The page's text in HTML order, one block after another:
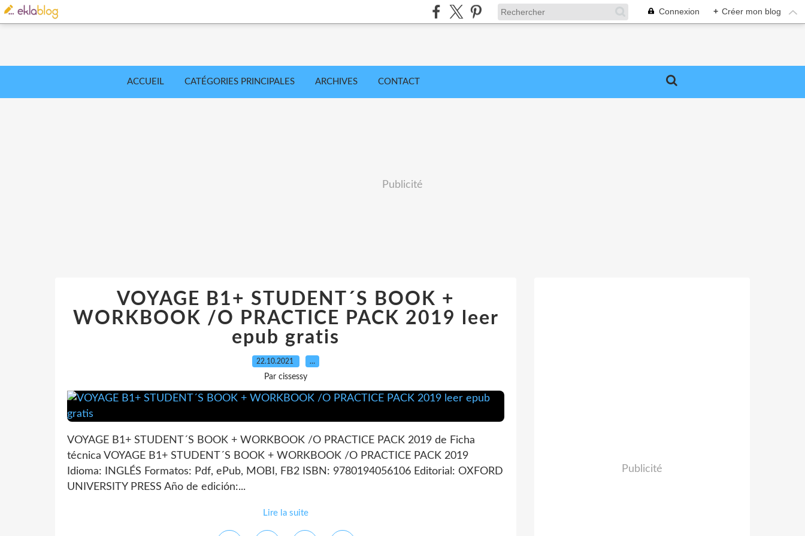
Connexion + Créer mon blog
ACCUEIL CATÉGORIES PRINCIPALES ARCHIVES CONTACT
Publicité
VOYAGE B1+ STUDENT´S BOOK +
WORKBOOK /O PRACTICE PACK 2019 leer
epub gratis
22.10.2021 …
Par cissessy
VOYAGE B1+ STUDENT´S BOOK + WORKBOOK /O PRACTICE PACK 2019 de Ficha
técnica VOYAGE B1+ STUDENT´S BOOK + WORKBOOK /O PRACTICE PACK 2019
Idioma: INGLÉS Formatos: Pdf, ePub, MOBI, FB2 ISBN: 9780194056106 Editorial: OXFORD
UNIVERSITY PRESS Año de edición:...
Lire la suite
Publicité